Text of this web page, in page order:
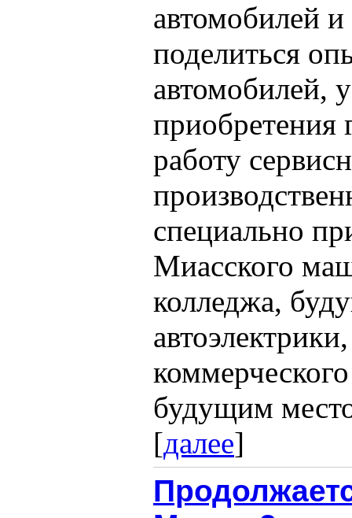
автомобилей
поделиться
автомобилей,
приобретения
работу
специально
Миасского
колледжа,
будущим
[далее]